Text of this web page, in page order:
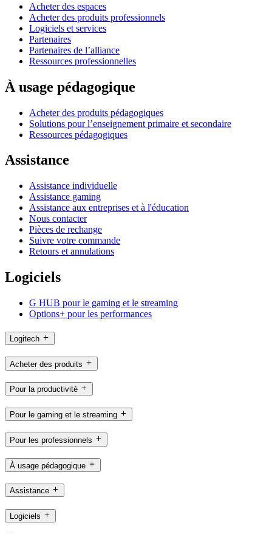
Acheter des espaces
Acheter des produits professionnels
Logiciels et services
Partenaires
Partenaires de l’alliance
Ressources professionnelles
À usage pédagogique
Acheter des produits pédagogiques
Solutions pour l’enseignement primaire et secondaire
Ressources pédagogiques
Assistance
Assistance individuelle
Assistance gaming
Assistance aux entreprises et à l'éducation
Nous contacter
Pièces de rechange
Suivre votre commande
Retours et annulations
Logiciels
G HUB pour le gaming et le streaming
Options+ pour les performances
Logitech
Acheter des produits
Pour la productivité
Pour le gaming et le streaming
Pour les professionnels
À usage pédagogique
Assistance
Logiciels